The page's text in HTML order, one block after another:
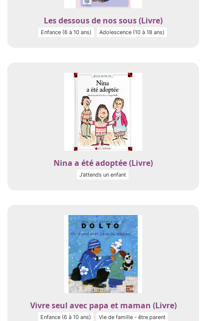
Les dessous de nos sous (Livre)
Enfance (6 à 10 ans) Adolescence (10 à 18 ans)
Nina a été adoptée (Livre)
J’attends un enfant
Vivre seul avec papa et maman (Livre)
Enfance (6 à 10 ans) Vie de famille - être parent